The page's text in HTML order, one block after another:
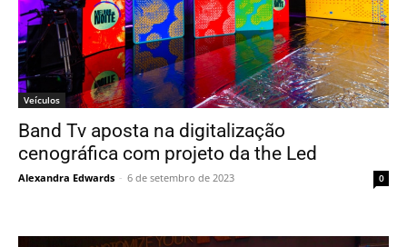
Veículos
Band Tv aposta na digitalização
cenográfica com projeto da the Led
Alexandra Edwards - 6 de setembro de 2023 0